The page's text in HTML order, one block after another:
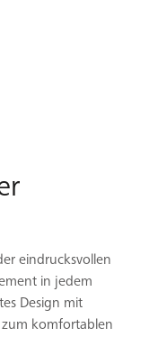
eindrucksvollen
in jedem
Design mit
komfortablen